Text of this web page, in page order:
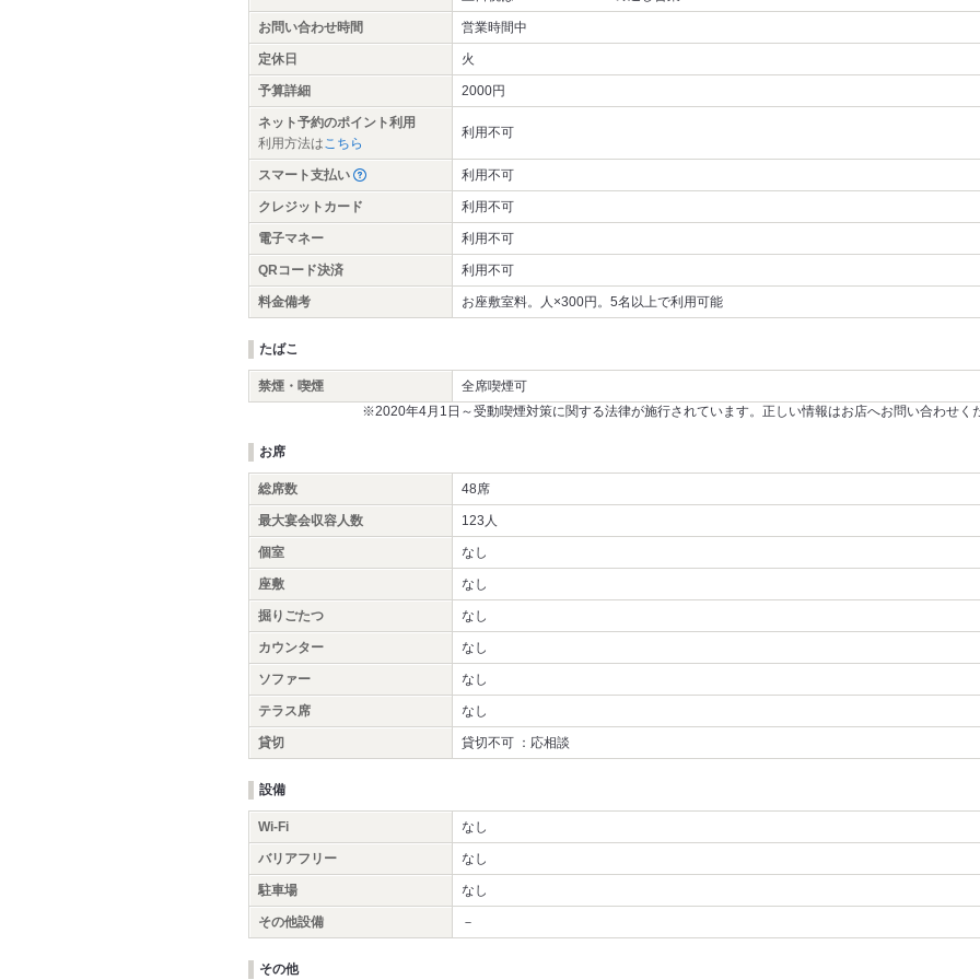
お問い合わせ時間 営業時間中
定休日 火
予算詳細 2000円
ネット予約のポイント利用
利用方法は こちら
利用不可
スマート支払い 利用不可
クレジットカード 利用不可
電子マネー 利用不可
QRコード決済 利用不可
料金備考 お座敷室料。人×300円。5名以上で利用可能
たばこ
禁煙・喫煙
全席喫煙可
※2020年4月1日～受動喫煙対策に関する法律が施行されています。正しい情報はお店へお問い合わせく
お席
総席数 48席
最大宴会収容人数 123人
個室 なし
座敷 なし
掘りごたつ なし
カウンター なし
ソファー なし
テラス席 なし
貸切 貸切不可 ：応相談
設備
Wi-Fi なし
バリアフリー なし
駐車場 なし
その他設備 －
その他